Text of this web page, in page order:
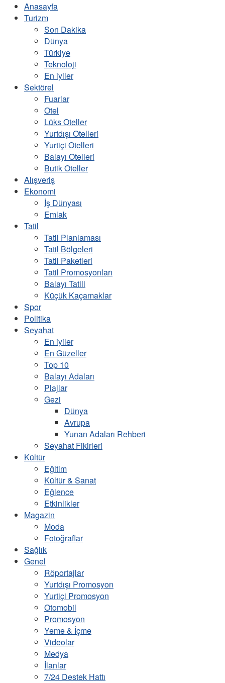
Anasayfa
Turizm
Son Dakika
Dünya
Türkiye
Teknoloji
En iyiler
Sektörel
Fuarlar
Otel
Lüks Oteller
Yurtdışı Otelleri
Yurtiçi Otelleri
Balayı Otelleri
Butik Oteller
Alışveriş
Ekonomi
İş Dünyası
Emlak
Tatil
Tatil Planlaması
Tatil Bölgeleri
Tatil Paketleri
Tatil Promosyonları
Balayı Tatili
Küçük Kaçamaklar
Spor
Politika
Seyahat
En iyiler
En Güzeller
Top 10
Balayı Adaları
Plajlar
Gezi
Dünya
Avrupa
Yunan Adaları Rehberi
Seyahat Fikirleri
Kültür
Eğitim
Kültür & Sanat
Eğlence
Etkinlikler
Magazin
Moda
Fotoğraflar
Sağlık
Genel
Röportajlar
Yurtdışı Promosyon
Yurtiçi Promosyon
Otomobil
Promosyon
Yeme & İçme
Videolar
Medya
İlanlar
7/24 Destek Hattı